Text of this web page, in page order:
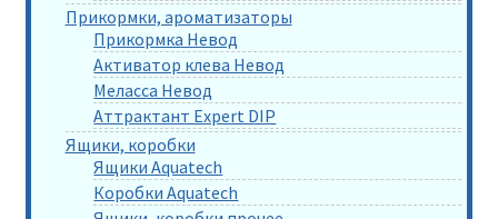
Прикормки, ароматизаторы
Прикормка Невод
Активатор клева Невод
Меласса Невод
Аттрактант Expert DIP
Ящики, коробки
Ящики Aquatech
Коробки Aquatech